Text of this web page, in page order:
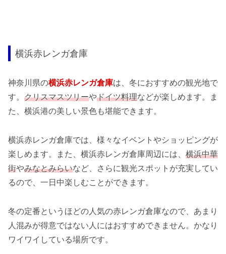
横浜赤レンガ倉庫
神奈川県の横浜赤レンガ倉庫は、冬におすすめの観光地で
す。 クリスマスツリーやドイツ料理などが楽しめます。ま
た、横浜港の美しい景色も堪能できます。
横浜赤レンガ倉庫では、様々なイベントやショッピングが
楽しめます。また、横浜赤レンガ倉庫周辺には、 横浜中華
街やみなとみらいなど、さらに観光スポットが充実してい
るので、一日中楽しむことができます。
冬の定番というほどの人気の赤レンガ倉庫なので、あまり
人混みが得意ではない人にはおすすめできません。かなり
ワイワイしている場所です。